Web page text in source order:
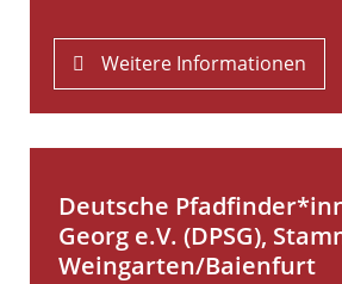
Weitere Informationen
Deutsche
Georg e.V. (DPSG),
Weingarten/Baienfurt